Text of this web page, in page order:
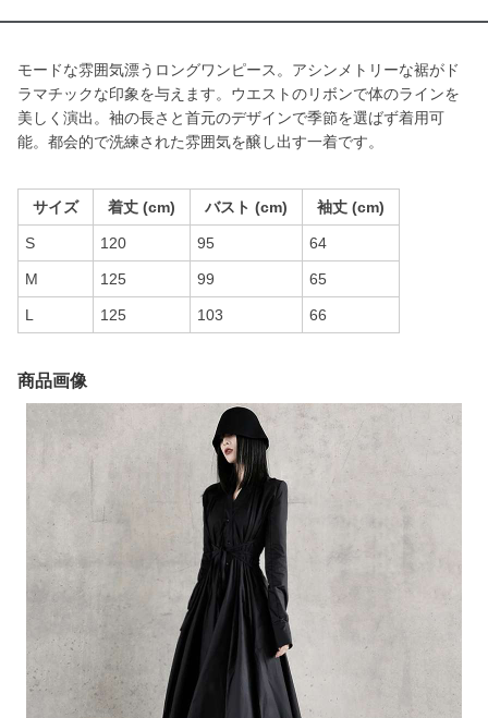
モードな雰囲気漂うロングワンピース。アシンメトリーな裾がド
ラマチックな印象を与えます。ウエストのリボンで体のラインを
美しく演出。袖の長さと首元のデザインで季節を選ばず着用可
能。都会的で洗練された雰囲気を醸し出す一着です。
サイズ 着丈 (cm) バスト (cm) 袖丈 (cm)
S 120 95 64
M 125 99 65
L 125 103 66
商品画像